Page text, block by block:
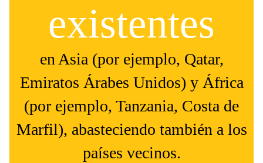
existentes
en Asia (por ejemplo, Qatar,
Emiratos Árabes Unidos) y África
(por ejemplo, Tanzania, Costa de
Marfil), abasteciendo también a los
países vecinos.